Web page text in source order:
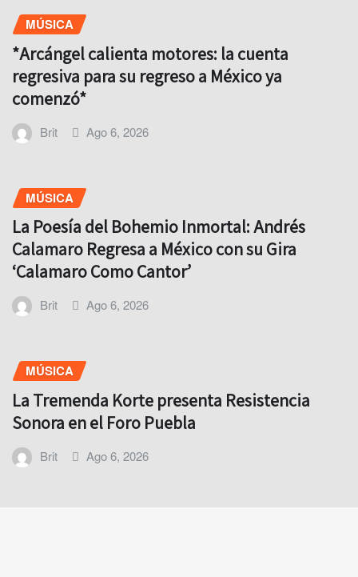
MÚSICA
*Arcángel calienta motores: la cuenta
regresiva para su regreso a México ya
comenzó*
Brit Ago 6, 2026
MÚSICA
La Poesía del Bohemio Inmortal: Andrés
Calamaro Regresa a México con su Gira
‘Calamaro Como Cantor’
Brit Ago 6, 2026
MÚSICA
La Tremenda Korte presenta Resistencia
Sonora en el Foro Puebla
Brit Ago 6, 2026